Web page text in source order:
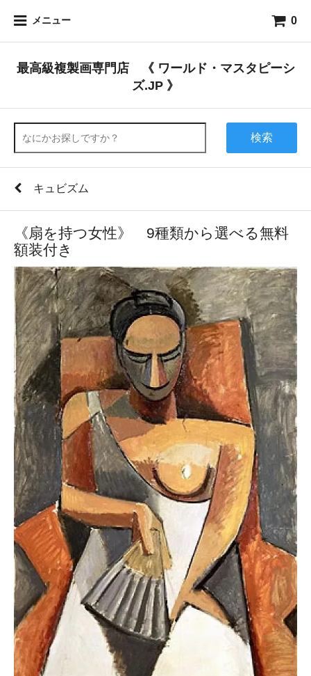
メニュー 0
最高級複製画専門店 《 ワールド・マスタピーシ
ズ.JP 》
検索
キュビズム
《扇を持つ女性》 9種類から選べる無料
額装付き